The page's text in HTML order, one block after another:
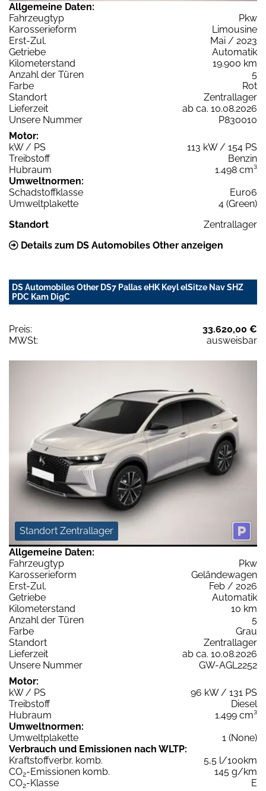
Allgemeine Daten:
Fahrzeugtyp
Pkw
Karosserieform
Limousine
Erst-Zul.
Mai / 2023
Getriebe
Automatik
Kilometerstand
19.900 km
Anzahl der Türen
5
Farbe
Rot
Standort
Zentrallager
Lieferzeit
ab ca. 10.08.2026
Unsere Nummer
P830010
Motor:
kW / PS
113 kW / 154 PS
Treibstoff
Benzin
Hubraum
1.498 cm³
Umweltnormen:
Schadstoffklasse
Euro6
Umweltplakette
4 (Green)
Standort
Zentrallager
Details zum DS Automobiles Other anzeigen
DS Automobiles Other DS7 Pallas eHK Keyl elSitze Nav SHZ
PDC Kam DigC
Preis:
33.620,00 €
MWSt:
ausweisbar
Standort Zentrallager
Allgemeine Daten:
Fahrzeugtyp
Pkw
Karosserieform
Geländewagen
Erst-Zul.
Feb / 2026
Getriebe
Automatik
Kilometerstand
10 km
Anzahl der Türen
5
Farbe
Grau
Standort
Zentrallager
Lieferzeit
ab ca. 10.08.2026
Unsere Nummer
GW-AGL2252
Motor:
kW / PS
96 kW / 131 PS
Treibstoff
Diesel
Hubraum
1.499 cm³
Umweltnormen:
Umweltplakette
1 (None)
Verbrauch und Emissionen nach WLTP:
Kraftstoffverbr. komb.
5,5 l/100km
CO2-Emissionen komb.
145 g/km
CO2-Klasse
E